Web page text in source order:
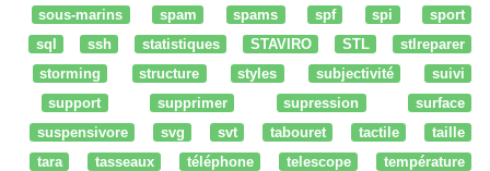
sous-marins
spam spams spf spi
sport
sql
ssh statistiques STAVIRO STL
stlreparer
storming
structure styles subjectivité
suivi
support
supprimer supression
surface
suspensivore
svg svt tabouret tactile
taille
tara
tasseaux téléphone telescope
température